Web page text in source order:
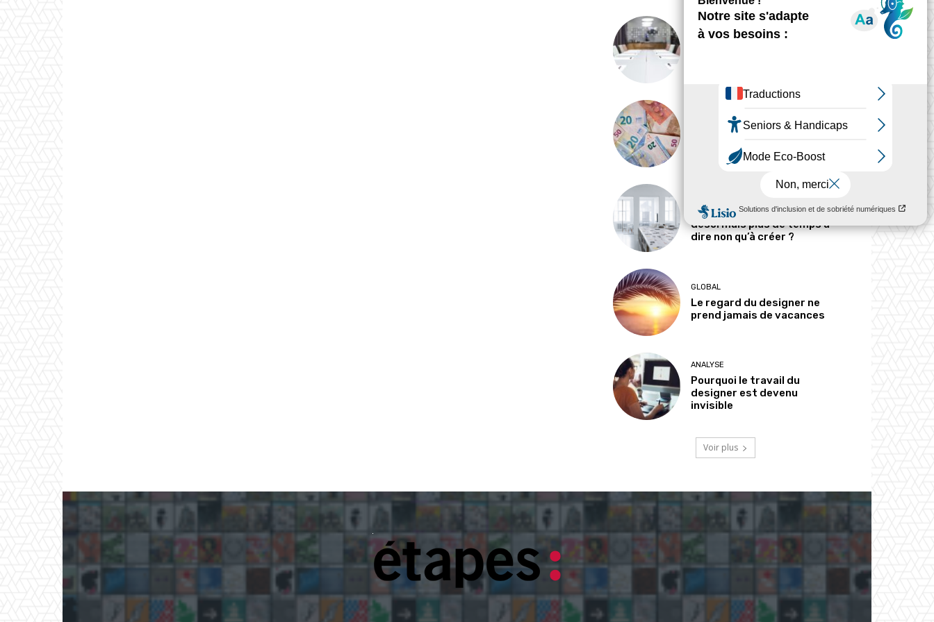
ANALYSE
Pourquoi les designers
parlent-ils si peu d’argent ?
Le designer passe-t-il
désormais plus de temps à
dire non qu’à créer ?
GLOBAL
Le regard du designer ne
prend jamais de vacances
ANALYSE
Pourquoi le travail du
designer est devenu
invisible
Voir plus